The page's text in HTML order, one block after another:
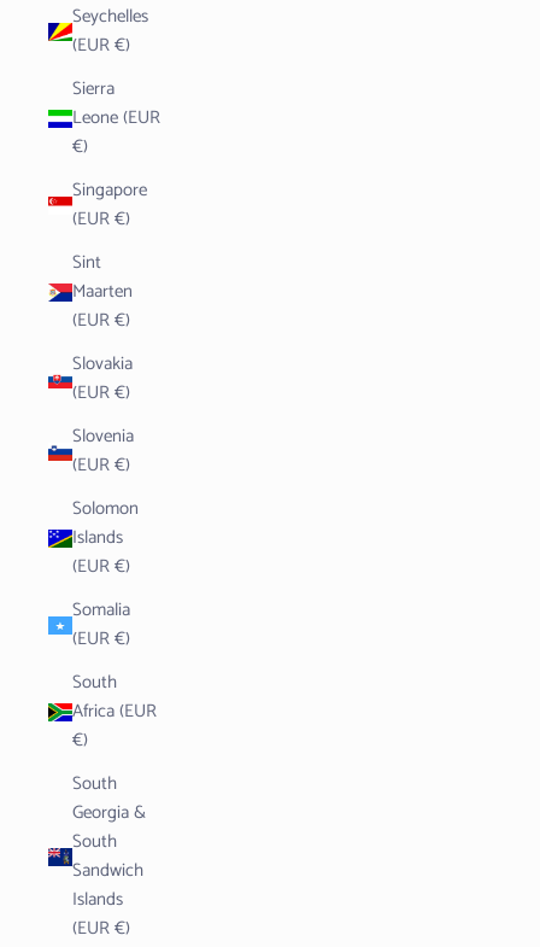
Seychelles
(EUR €)
Sierra
Leone (EUR
€)
Singapore
(EUR €)
Sint
Maarten
(EUR €)
Slovakia
(EUR €)
Slovenia
(EUR €)
Solomon
Islands
(EUR €)
Somalia
(EUR €)
South
Africa (EUR
€)
South
Georgia &
South
Sandwich
Islands
(EUR €)